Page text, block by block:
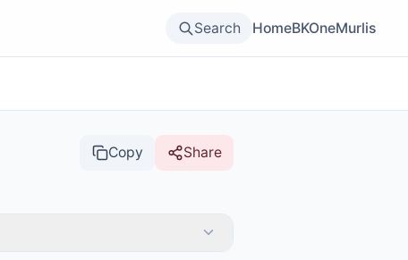
Search HomeBKOneMurlis
Copy Share